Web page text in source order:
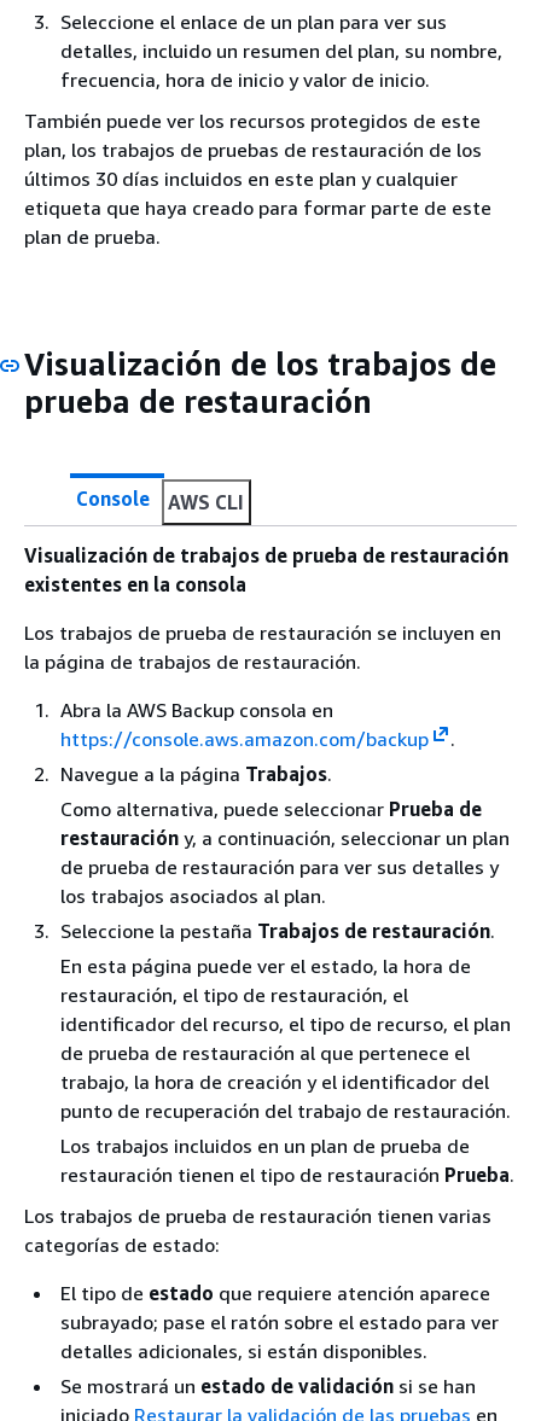
Seleccione el enlace de un plan para ver sus
detalles, incluido un resumen del plan, su nombre,
frecuencia, hora de inicio y valor de inicio.
También puede ver los recursos protegidos de este
plan, los trabajos de pruebas de restauración de los
últimos 30 días incluidos en este plan y cualquier
etiqueta que haya creado para formar parte de este
plan de prueba.
Visualización de los trabajos de
prueba de restauración
Console AWS CLI
Visualización de trabajos de prueba de restauración
existentes en la consola
Los trabajos de prueba de restauración se incluyen en
la página de trabajos de restauración.
Abra la AWS Backup consola en
https://console.aws.amazon.com/backup
.
Navegue a la página Trabajos.
Como alternativa, puede seleccionar Prueba de
restauración y, a continuación, seleccionar un plan
de prueba de restauración para ver sus detalles y
los trabajos asociados al plan.
Seleccione la pestaña Trabajos de restauración.
En esta página puede ver el estado, la hora de
restauración, el tipo de restauración, el
identificador del recurso, el tipo de recurso, el plan
de prueba de restauración al que pertenece el
trabajo, la hora de creación y el identificador del
punto de recuperación del trabajo de restauración.
Los trabajos incluidos en un plan de prueba de
restauración tienen el tipo de restauración Prueba.
Los trabajos de prueba de restauración tienen varias
categorías de estado:
El tipo de estado que requiere atención aparece
subrayado; pase el ratón sobre el estado para ver
detalles adicionales, si están disponibles.
Se mostrará un estado de validación si se han
iniciado Restaurar la validación de las pruebas en